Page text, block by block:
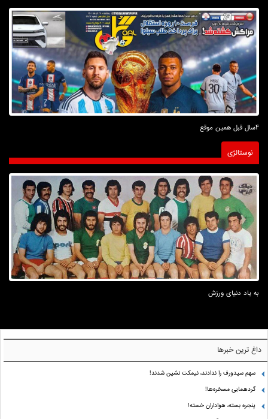
4سال قبل همین موقع
نوستالژی
به یاد دنیای ورزش
داغ ترین خبرها
سهم سیدورف را ندادند، نیمکت نشین شدند!
گردهمایی مسخره‌ها!
پنجره بسته، هواداران خسته!